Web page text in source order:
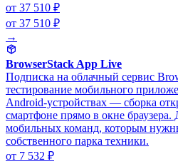
от 37 510 ₽
от 37 510 ₽
→
BrowserStack App Live
Подписка на облачный сервис
тестирование мобильного
Android-устройствах — сборка
смартфоне прямо в окне
мобильных команд, которым
собственного парка техники.
от 7 532 ₽